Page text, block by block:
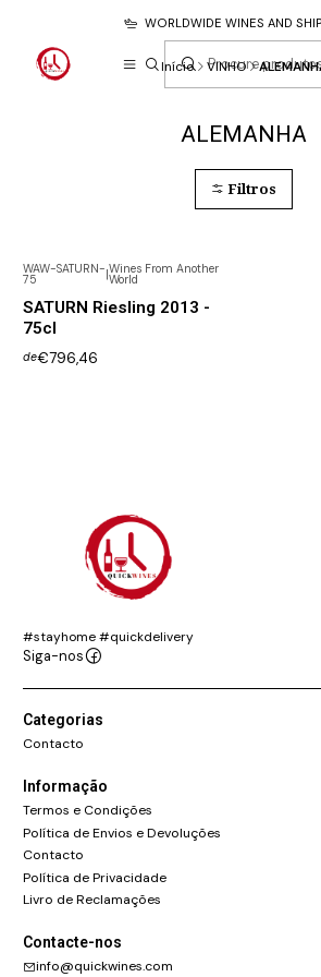
WORLDWIDE WINES AND
Início VINHO
ALEMANHA
Filtros
WAW-SATURN-
75 |Wines From Another
World
SATURN Riesling 2013 -
75cl
de€796,46
#stayhome #quickdelivery
Siga-nos
Categorias
Contacto
Informação
Termos e Condições
Política de Envios e Devoluções
Contacto
Política de Privacidade
Livro de Reclamações
Contacte-nos
info@quickwines.com